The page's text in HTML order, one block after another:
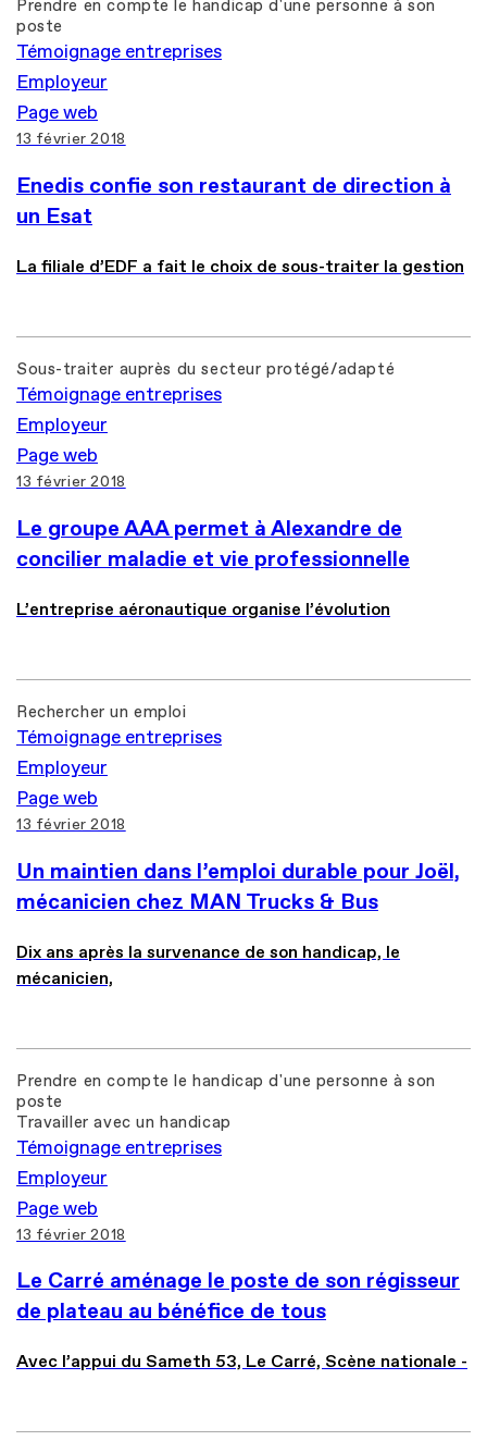
Prendre en compte le handicap d'une personne à son
poste
Témoignage entreprises
Employeur
Page web
13 février 2018
Enedis confie son restaurant de direction à
un Esat
La filiale d’EDF a fait le choix de sous-traiter la gestion
Sous-traiter auprès du secteur protégé/adapté
Témoignage entreprises
Employeur
Page web
13 février 2018
Le groupe AAA permet à Alexandre de
concilier maladie et vie professionnelle
L’entreprise aéronautique organise l’évolution
Rechercher un emploi
Témoignage entreprises
Employeur
Page web
13 février 2018
Un maintien dans l’emploi durable pour Joël,
mécanicien chez MAN Trucks & Bus
Dix ans après la survenance de son handicap, le
mécanicien,
Prendre en compte le handicap d'une personne à son
poste
Travailler avec un handicap
Témoignage entreprises
Employeur
Page web
13 février 2018
Le Carré aménage le poste de son régisseur
de plateau au bénéfice de tous
Avec l’appui du Sameth 53, Le Carré, Scène nationale -